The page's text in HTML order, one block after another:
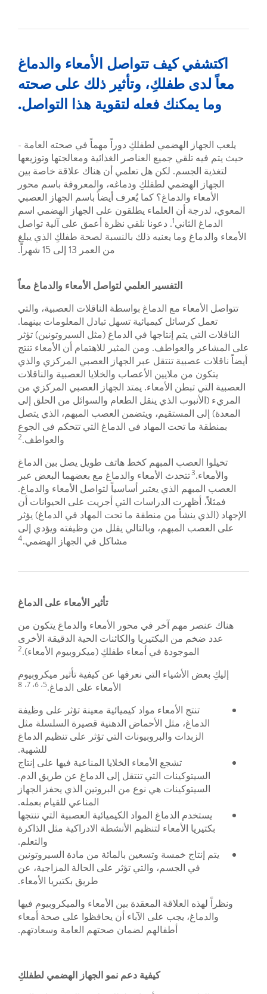
اكتشفي كيف تتواصل الأمعاء والدماغ
معاً لدى طفلكِ، وتأثير ذلك على صحته
وما يمكنك فعله لتقوية هذا التواصل.
يلعب الجهاز الهضمي لطفلكِ دوراً مهماً في صحته العامة -
حيث يتم فيه تلقي جميع العناصر الغذائية ومعالجتها وتوزيعها
لتغذية الجسم. لكن هل تعلمي أن هناك علاقة خاصة بين
الجهاز الهضمي لطفلكِ ودماغه، والمعروفة باسم محور
الأمعاء والدماغ؟ كما يُعرف أيضاً باسم الجهاز العصبي
المعوي، لدرجة أن العلماء يطلقون على الجهاز الهضمي اسم
الدماغ الثاني1. دعونا نلقي نظرة أعمق على آلية تواصل
الأمعاء والدماغ وما يعنيه ذلك بالنسبة لصحة طفلكِ الذي يبلغ
من العمر 13 إلى 15 شهراً.
التفسير العلمي لتواصل الأمعاء والدماغ معاً
تتواصل الأمعاء مع الدماغ بواسطة الناقلات العصبية، والتي
تعمل كرسائل كيميائية تسهل تبادل المعلومات بينهما.
الناقلات التي يتم إنتاجها في الدماغ (مثل السيروتونين) تؤثر
على المشاعر والعواطف. ومن المثير للاهتمام أن الأمعاء تنتج
أيضاً ناقلات عصبية تنتقل عبر الجهاز العصبي المركزي والذي
يتكون من ملايين الأعصاب والخلايا العصبية والناقلات
العصبية التي تبطن الأمعاء. يمتد الجهاز العصبي المركزي من
المريء (الأنبوب الذي ينقل الطعام والسوائل من الحلق إلى
المعدة) إلى المستقيم، ويتضمن العصب المبهم، الذي يتصل
بمنطقة ما تحت المهاد في الدماغ التي تتحكم في الجوع
والعواطف.2
تخيلوا العصب المبهم كخط هاتف طويل يصل بين الدماغ
والأمعاء.3تتحدث الأمعاء والدماغ مع بعضهما البعض عبر
العصب المبهم الذي يعتبر أساسياً لتواصل الأمعاء والدماغ.
فمثلاً، أظهرت الدراسات التي أجريت على الحيوانات أن
الإجهاد (الذي ينشأ من منطقة ما تحت المهاد في الدماغ) يؤثر
على العصب المبهم، وبالتالي يقلل من وظيفته ويؤدي إلى
مشاكل في الجهاز الهضمي.4
تأثير الأمعاء على الدماغ
هناك عنصر مهم آخر في محور الأمعاء والدماغ يتكون من
عدد ضخم من البكتيريا والكائنات الحية الدقيقة الأخرى
الموجودة في أمعاء طفلكِ (ميكروبيوم الأمعاء).2
إليكِ بعض الأشياء التي نعرفها عن كيفية تأثير ميكروبيوم
الأمعاء على الدماغ.5، 6، 7، 8
تنتج الأمعاء مواد كيميائية معينة تؤثر على وظيفة
الدماغ، مثل الأحماض الدهنية قصيرة السلسلة مثل
الزبدات والبروبيونات التي تؤثر على تنظيم الدماغ
للشهية.
تشجع الأمعاء الخلايا المناعية فيها على إنتاج
السيتوكينات التي تنتقل إلى الدماغ عن طريق الدم.
السيتوكينات هي نوع من البروتين الذي يحفز الجهاز
المناعي للقيام بعمله.
يستخدم الدماغ المواد الكيميائية العصبية التي تنتجها
بكتيريا الأمعاء لتنظيم الأنشطة الادراكية مثل الذاكرة
والتعلم.
يتم إنتاج خمسة وتسعين بالمائة من مادة السيروتونين
في الجسم، والتي تؤثر على الحالة المزاجية، عن
طريق بكتيريا الأمعاء.
ونظراً لهذه العلاقة المعقدة بين الأمعاء والميكروبيوم فيها
والدماغ، يجب على الآباء أن يحافظوا على صحة أمعاء
أطفالهم لضمان صحتهم العامة وسعادتهم.
كيفية دعم نمو الجهاز الهضمي لطفلكِ